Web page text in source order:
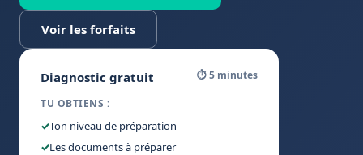
Voir les forfaits
Diagnostic gratuit ⏱ 5 minutes
TU OBTIENS :
✓Ton niveau de préparation
✓Les documents à préparer